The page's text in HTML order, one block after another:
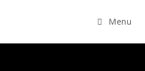
Menu